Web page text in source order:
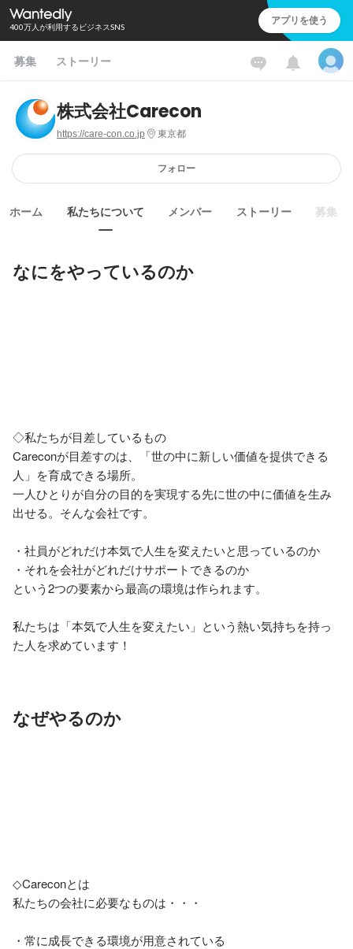
400万人が利用するビジネスSNS アプリを使う
募集 ストーリー
株式会社Carecon
https://care-con.co.jp 東京都
フォロー
ホーム 私たちについて メンバー ストーリー 募集
なにをやっているのか
◇私たちが目差しているもの
Careconが目差すのは、「世の中に新しい価値を提供できる
人」を育成できる場所。
一人ひとりが自分の目的を実現する先に世の中に価値を生み
出せる。そんな会社です。
・社員がどれだけ本気で人生を変えたいと思っているのか
・それを会社がどれだけサポートできるのか
という2つの要素から最高の環境は作られます。
私たちは「本気で人生を変えたい」という熱い気持ちを持っ
た人を求めています！
なぜやるのか
◇Careconとは
私たちの会社に必要なものは・・・
・常に成長できる環境が用意されている